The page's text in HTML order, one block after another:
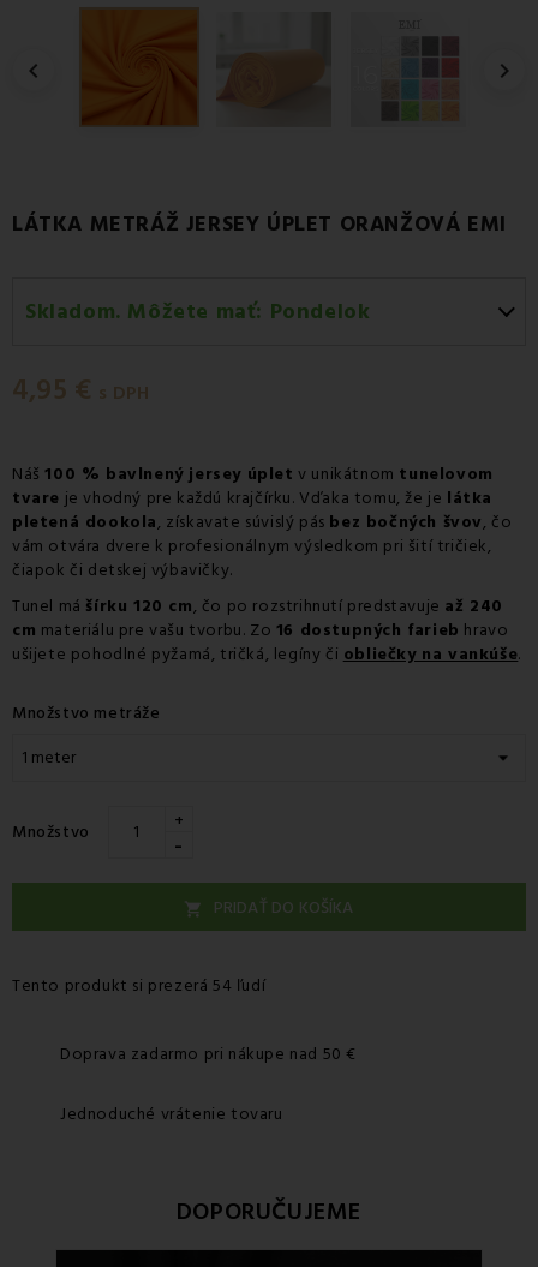
 
LÁTKA METRÁŽ JERSEY ÚPLET ORANŽOVÁ EMI
Skladom. Môžete mať: Pondelok
Pondelok 10.08
Pondelok 10.08 -Osobný odber v odbernom mieste
GLS
Utorok 11.08-Packeta doručenie kuriérom na adresu
4,95 € s DPH
Náš100 % bavlnený jersey úplet v unikátnom tunelovom
tvare je vhodný pre každú krajčírku. Vďaka tomu, že je látka
pletená dookola, získavate súvislý pás bez bočných švov, čo
vám otvára dvere k profesionálnym výsledkom pri šití tričiek,
čiapok či detskej výbavičky.
Tunel má šírku 120 cm, čo po rozstrihnutí predstavuje až 240
cm materiálu pre vašu tvorbu. Zo 16 dostupných farieb hravo
ušijete pohodlné pyžamá, tričká, legíny či obliečky na vankúše.
Množstvo metráže
Množstvo +
-
 PRIDAŤ DO KOŠÍKA
Tento produkt si prezerá 54 ľudí
Doprava zadarmo pri nákupe nad 50 €
Jednoduché vrátenie tovaru
DOPORUČUJEME